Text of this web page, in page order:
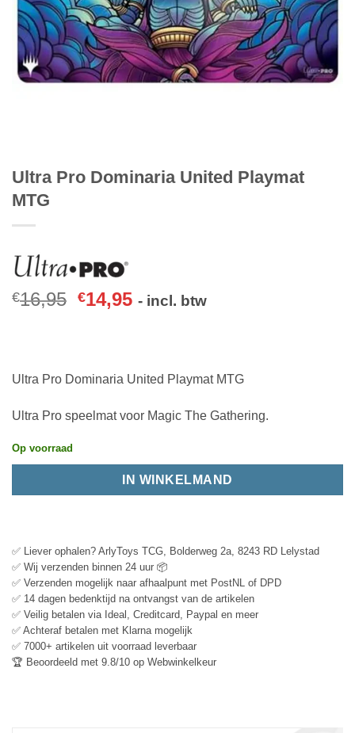
Ultra Pro Dominaria United Playmat
MTG
€16,95 €14,95 - incl. btw
Ultra Pro Dominaria United Playmat MTG
Ultra Pro speelmat voor Magic The Gathering.
Op voorraad
IN WINKELMAND
✅ Liever ophalen? ArlyToys TCG, Bolderweg 2a, 8243 RD Lelystad
✅ Wij verzenden binnen 24 uur 📦
✅ Verzenden mogelijk naar afhaalpunt met PostNL of DPD
✅ 14 dagen bedenktijd na ontvangst van de artikelen
✅ Veilig betalen via Ideal, Creditcard, Paypal en meer
✅ Achteraf betalen met Klarna mogelijk
✅ 7000+ artikelen uit voorraad leverbaar
🏆 Beoordeeld met 9.8/10 op Webwinkelkeur